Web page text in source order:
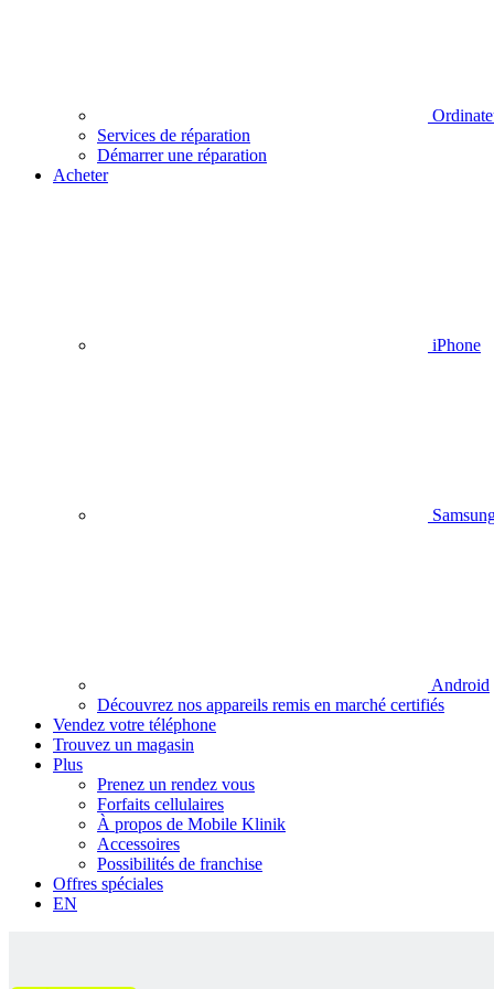
Services de réparation
Démarrer une réparation
Acheter
iPhone
Android
Découvrez nos appareils remis en marché certifiés
Vendez votre téléphone
Trouvez un magasin
Plus
Prenez un rendez vous
Forfaits cellulaires
À propos de Mobile Klinik
Accessoires
Possibilités de franchise
Offres spéciales
EN